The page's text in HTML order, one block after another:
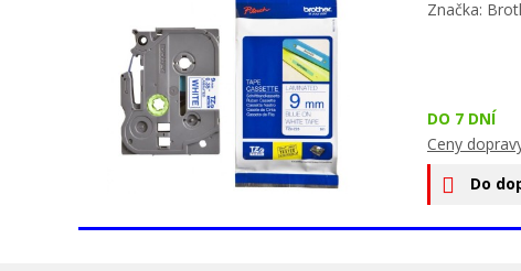
Značka:
DO 7 DNÍ
Ceny
Do